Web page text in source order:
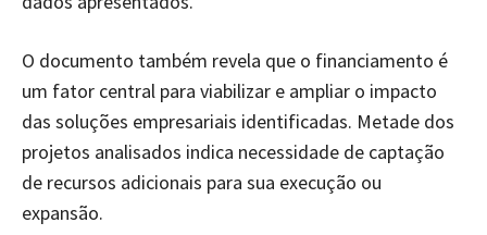
O documento também revela que o financiamento é
um fator central para viabilizar e ampliar o impacto
das soluções empresariais identificadas. Metade dos
projetos analisados indica necessidade de captação
de recursos adicionais para sua execução ou
expansão.